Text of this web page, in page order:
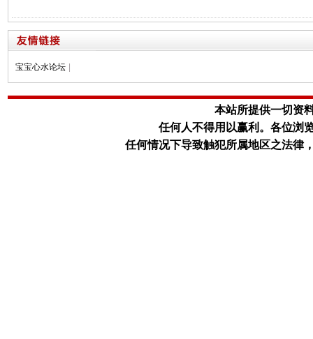
宝宝心水论坛
本站所提供一切资
任何人不得用以赢利。 各位浏
任何情况下导致触犯所属地区之法律